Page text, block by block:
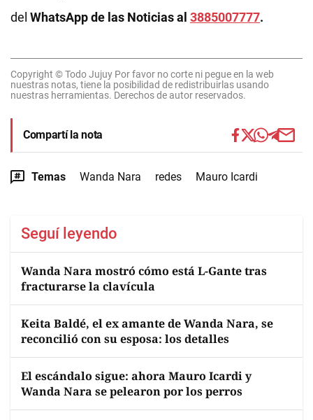
del WhatsApp de las Noticias al 3885007777.
Copyright © Todo Jujuy Por favor no corte ni pegue en la web
nuestras notas, tiene la posibilidad de redistribuirlas usando
nuestras herramientas. Derechos de autor reservados.
Compartí la nota
Temas Wanda Nara redes Mauro Icardi
Seguí leyendo
Wanda Nara mostró cómo está L-Gante tras
fracturarse la clavícula
Keita Baldé, el ex amante de Wanda Nara, se
reconcilió con su esposa: los detalles
El escándalo sigue: ahora Mauro Icardi y
Wanda Nara se pelearon por los perros